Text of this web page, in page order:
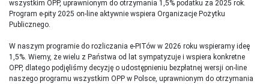
wszystkim OPP, uprawnionym do otrzymania 1,5% podatku za 2025 rok.
Program e-pity 2025 on-line aktywnie wspiera Organizacje Pożytku
Publicznego.
W naszym programie do rozliczania e-PITów w 2026 roku wspieramy ideę
1,5%. Wiemy, że wielu z Państwa od lat sympatyzuje i wspiera konkretne
OPP, dlatego podjęliśmy decyzję o udostępnieniu bezpłatnej wersji on-line
naszego programu wszystkim OPP w Polsce, uprawnionym do otrzymania